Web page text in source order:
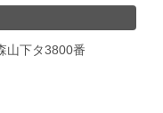
山下タ3800番